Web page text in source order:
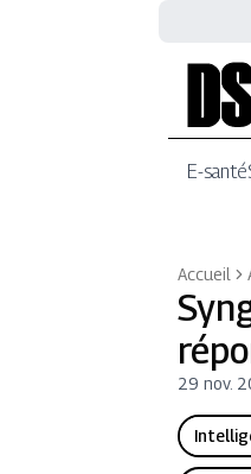
E-santé
Accueil
29 nov.